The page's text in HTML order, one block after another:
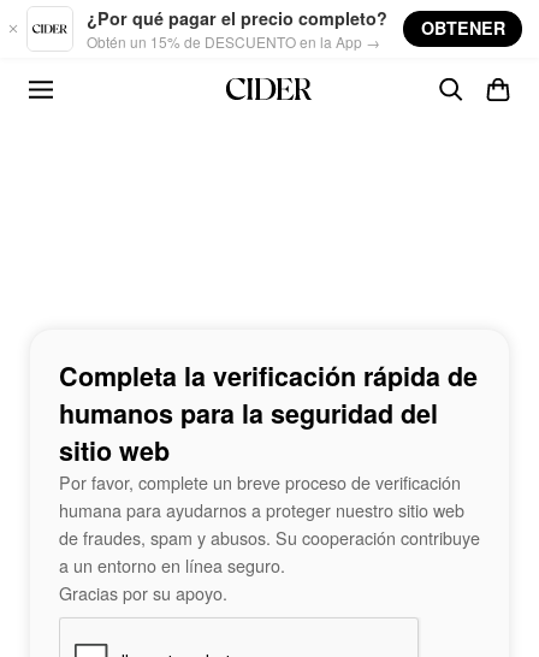
Skip to main content
¿Por qué pagar el precio completo?
Obtén un 15% de DESCUENTO en la App →
OBTENER
Completa la verificación rápida de
humanos para la seguridad del
sitio web
Por favor, complete un breve proceso de verificación
humana para ayudarnos a proteger nuestro sitio web
de fraudes, spam y abusos. Su cooperación contribuye
a un entorno en línea seguro.
Gracias por su apoyo.